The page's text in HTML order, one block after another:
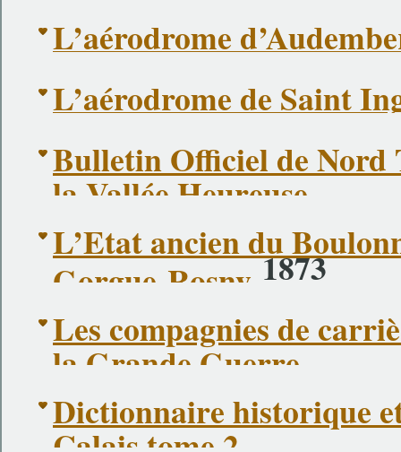
L’aérodrome
L’aérodrome de Saint
Bulletin Officiel de Nord
la Vallée Heureuse
L’État ancien du
Gorgue-Rosny1873
Les compagnies de
la Grande Guerre
Dictionnaire historique
Calais tome 2